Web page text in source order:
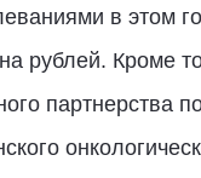
в этом
рублей. Кроме
партнерства